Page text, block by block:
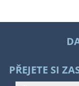
PŘEJETE SI